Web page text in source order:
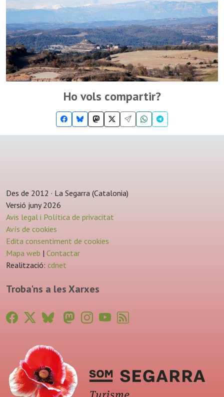
Ho vols compartir?
Des de 2012 · La Segarra (Catalonia)
Versió juny 2026
Avis legal i Política de privacitat
Avís de cookies
Edita consentiment de cookies
Mapa web | Contactar
Realització: cdnet
Troba'ns a les Xarxes